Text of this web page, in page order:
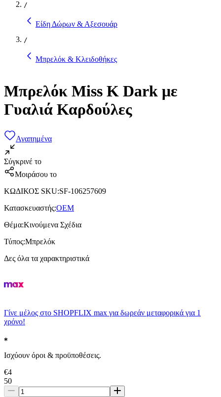
/
Είδη Δώρων & Αξεσουάρ
/
Μπρελόκ & Κλειδοθήκες
Μπρελόκ Miss K Dark με
Γυαλιά Καρδούλες
Αγαπημένα
Σύγκρινέ το
Μοιράσου το
ΚΩΔΙΚΟΣ SKU:SF-106257609
Κατασκευαστής:OEM
Θέμα:Κινούμενα Σχέδια
Τύπος:Μπρελόκ
Δες όλα τα χαρακτηριστικά
Γίνε μέλος στο SHOPFLIX max για δωρεάν μεταφορικά για 1
χρόνο!
Ισχύουν όροι & προϋποθέσεις.
€4
50